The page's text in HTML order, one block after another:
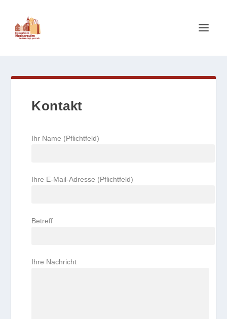
Kontakt
Ihr Name (Pflichtfeld)
Ihre E-Mail-Adresse (Pflichtfeld)
Betreff
Ihre Nachricht